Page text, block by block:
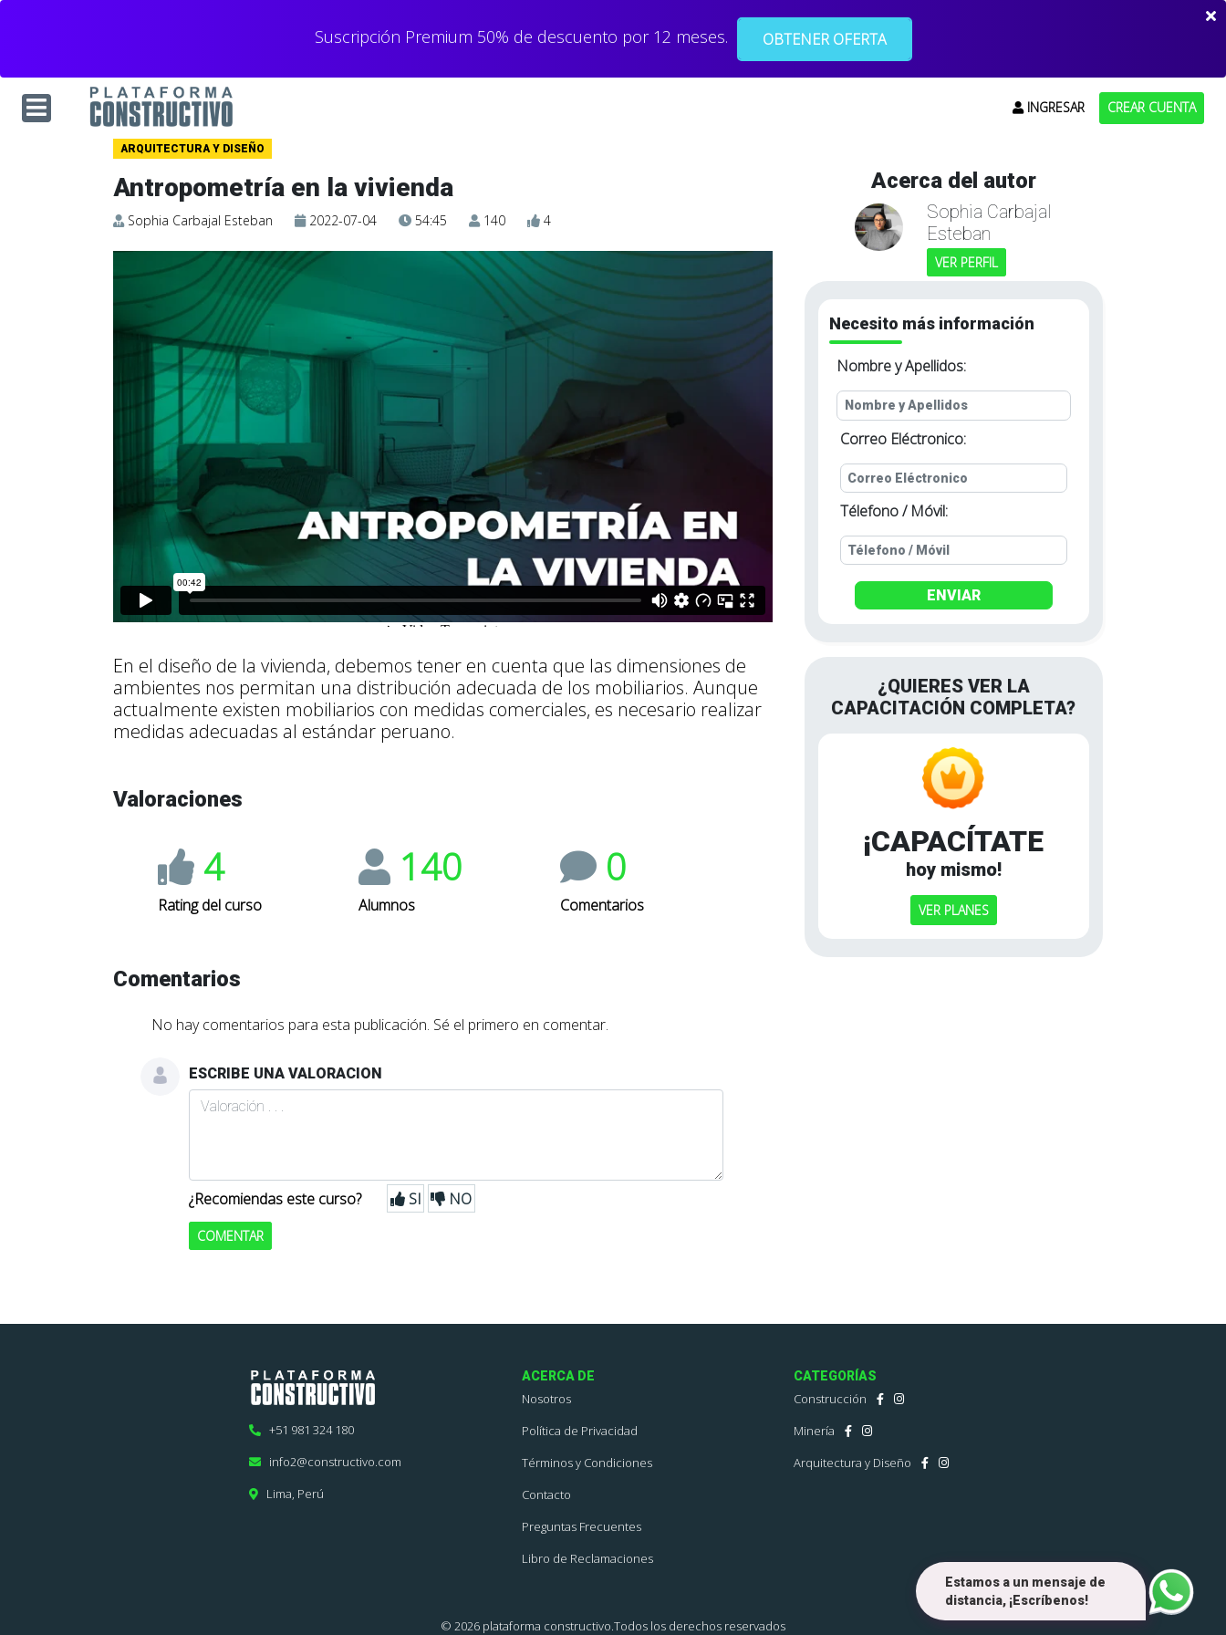
Suscripción Premium 50% de descuento por 12 meses. OBTENER OFERTA
INGRESAR CREAR CUENTA
ARQUITECTURA Y DISEÑO
Antropometría en la vivienda
Sophia Carbajal Esteban 2022-07-04 54:45 140 4
En el diseño de la vivienda, debemos tener en cuenta que las dimensiones de
ambientes nos permitan una distribución adecuada de los mobiliarios. Aunque
actualmente existen mobiliarios con medidas comerciales, es necesario realizar
medidas adecuadas al estándar peruano.
Valoraciones
4
Rating del curso
140
Alumnos
0
Comentarios
Comentarios
No hay comentarios para esta publicación. Sé el primero en comentar.
ESCRIBE UNA VALORACION
¿Recomiendas este curso? SI NO
COMENTAR
Acerca del autor
Sophia Carbajal
Esteban
VER PERFIL
Necesito más información
Nombre y Apellidos:
Correo Eléctronico:
Télefono / Móvil:
ENVIAR
¿QUIERES VER LA
CAPACITACIÓN COMPLETA?
¡CAPACÍTATE
hoy mismo!
VER PLANES
+51 981 324 180
info2@constructivo.com
Lima, Perú
ACERCA DE
Nosotros
Política de Privacidad
Términos y Condiciones
Contacto
Preguntas Frecuentes
Libro de Reclamaciones
CATEGORÍAS
Construcción
Minería
Arquitectura y Diseño
© 2026 plataforma constructivo.Todos los derechos reservados
Estamos a un mensaje de
distancia, ¡Escríbenos!